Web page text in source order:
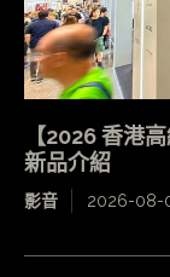
【2026 香港
新品介紹
影音 2026-08-